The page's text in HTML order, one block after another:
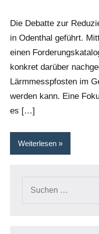
Die Debatte zur
in Odenthal geführt.
einen
konkret darüber
Lärmmesspfosten im
werden kann. Eine
es […]
Weiterlesen